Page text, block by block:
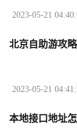
2023-05-21
北京自助游攻
2023-05-21
本地接口地址